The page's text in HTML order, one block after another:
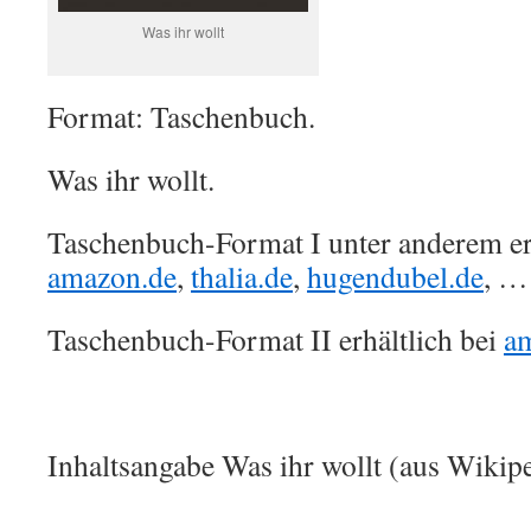
Was ihr wollt
Format: Taschenbuch.
Was ihr wollt.
Taschenbuch-Format I unter anderem
amazon.de, thalia.de, hugendubel.de, …
Taschenbuch-Format II erhältlich bei
Inhaltsangabe Was ihr wollt (aus